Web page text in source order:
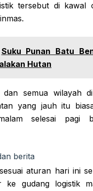
tersebut di kawal
Suku Punan Batu
Hutan
dan semua wilayah
yang jauh itu
selesai pagi
aturan hari ini
ke gudang logistik